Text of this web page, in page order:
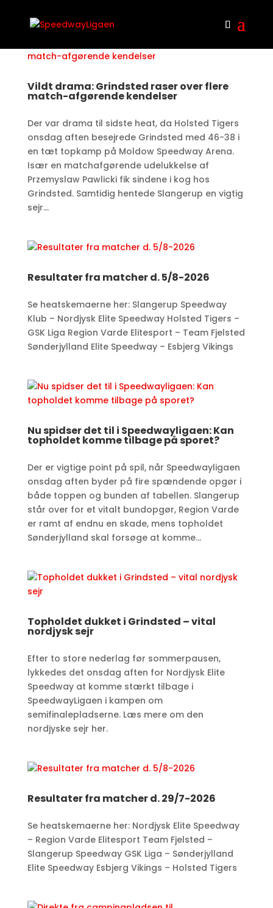
Vildt drama: Grindsted raser over flere
match-afgørende kendelser
Der var drama til sidste heat, da Holsted Tigers
onsdag aften besejrede Grindsted med 46-38 i
en tæt topkamp på Moldow Speedway Arena.
Især en matchafgørende udelukkelse af
Przemyslaw Pawlicki fik sindene i kog hos
Grindsted. Samtidig hentede Slangerup en vigtig
sejr...
Resultater fra matcher d. 5/8-2026
Se heatskemaerne her: Slangerup Speedway
Klub – Nordjysk Elite Speedway Holsted Tigers –
GSK Liga Region Varde Elitesport – Team Fjelsted
Sønderjylland Elite Speedway – Esbjerg Vikings
Nu spidser det til i Speedwayligaen: Kan
topholdet komme tilbage på sporet?
Der er vigtige point på spil, når Speedwayligaen
onsdag aften byder på fire spændende opgør i
både toppen og bunden af tabellen. Slangerup
står over for et vitalt bundopgør, Region Varde
er ramt af endnu en skade, mens topholdet
Sønderjylland skal forsøge at komme...
Topholdet dukket i Grindsted – vital
nordjysk sejr
Efter to store nederlag før sommerpausen,
lykkedes det onsdag aften for Nordjysk Elite
Speedway at komme stærkt tilbage i
SpeedwayLigaen i kampen om
semifinalepladserne. Læs mere om den
nordjyske sejr her.
Resultater fra matcher d. 29/7-2026
Se heatskemaerne her: Nordjysk Elite Speedway
– Region Varde Elitesport Team Fjelsted –
Slangerup Speedway GSK Liga – Sønderjylland
Elite Speedway Esbjerg Vikings – Holsted Tigers